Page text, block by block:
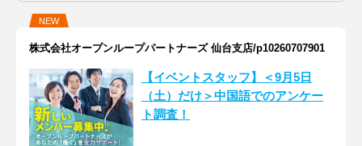
NEW
株式会社オープンループパートナーズ 仙台支店/p10260707901
【イベントスタッフ】＜9月5日
（土）だけ＞中国語でのアンケー
ト調査！